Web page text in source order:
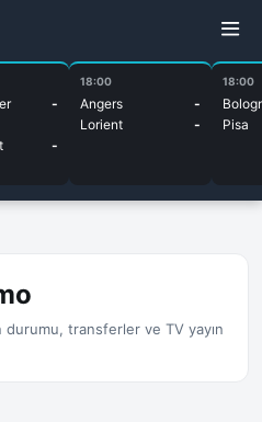
-
-
18:00
Angers
-
Lorient
-
18:00
Pisa
transferler ve TV yayın